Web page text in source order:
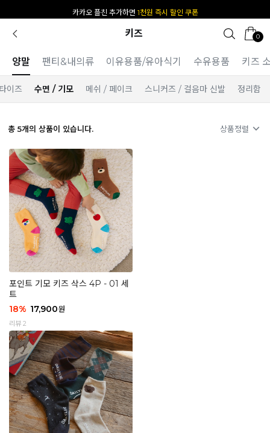
카카오 플친 추가하면 1천원 즉시 할인 쿠폰
키즈 0
양말 팬티&내의류 이유용품/유아식기 수유용품 키즈
이즈 수면 / 기모 메쉬 / 페이크 스니커즈 / 걸음마 신발 정리함
총 5개의 상품이 있습니다. 상품정렬
포인트 기모 키즈 삭스 4P - 01 세
트
18% 17,900원
리뷰 2